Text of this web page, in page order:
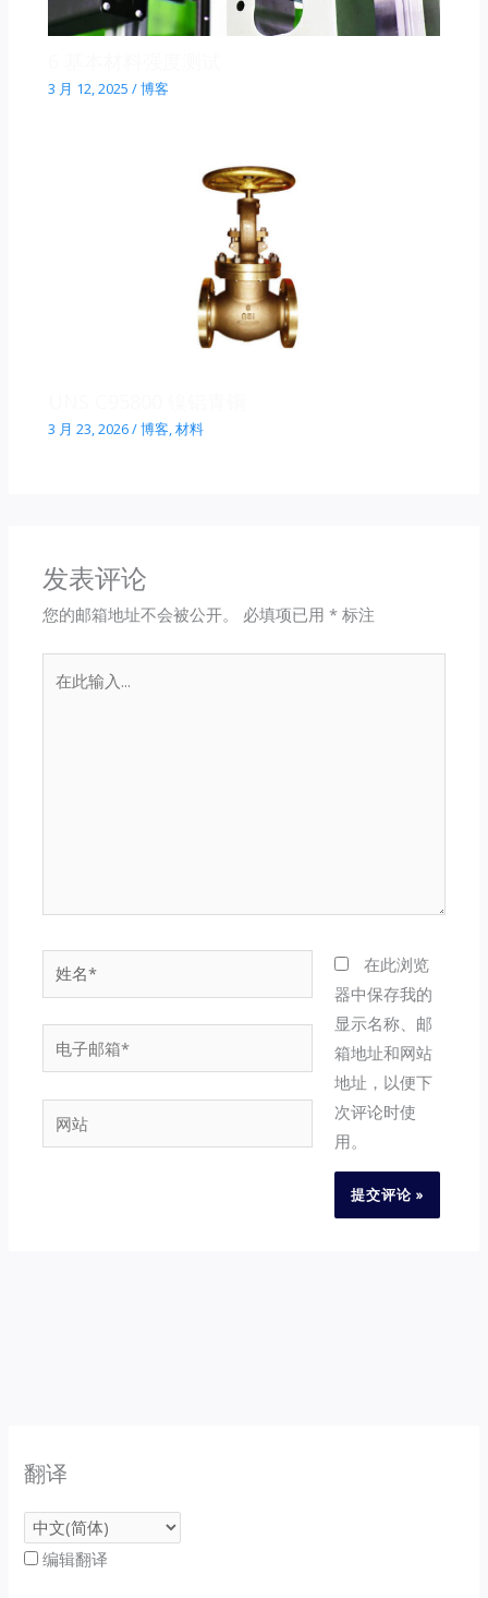
3 月 12, 2025/博客
3 月 23, 2026/博客,材料
发表评论
您的邮箱地址不会被公开。 必填项已用* 标注
姓
名
*
子
邮
箱
网
站
在此浏览
器中保存我的
显示名称、邮
箱地址和网站
地址，以便下
次评论时使
用。
翻译
编辑翻译